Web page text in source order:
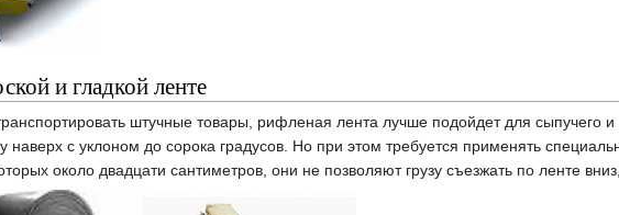
и гладкой ленте
штучные товары, рифленая лента лучше подойдет для сыпучего
наверх с уклоном до сорока градусов. Но при этом требуется применять
около двадцати сантиметров, они не позволяют грузу съезжать по ленте